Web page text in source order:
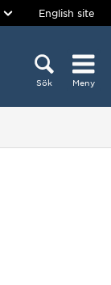
English site
Sök Meny